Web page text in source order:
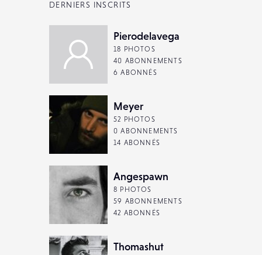
DERNIERS INSCRITS
Pierodelavega
18 PHOTOS
40 ABONNEMENTS
6 ABONNÉS
Meyer
52 PHOTOS
0 ABONNEMENTS
14 ABONNÉS
Angespawn
8 PHOTOS
59 ABONNEMENTS
42 ABONNÉS
Thomashut